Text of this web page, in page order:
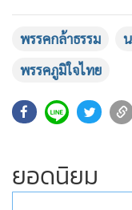
วันนี้ ประเทศไทย จำ
คืน และสร้างความเชื่
พรรคกล้าธรรม พร้อ
วิกฤตของการเปลี่ยน
ประชาธิปไตยอันมีพร
พรรคกล้าธรรม
พรรคภูมิใจไทย
ยอดนิยม